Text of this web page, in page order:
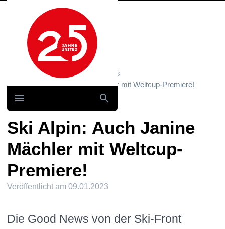
Hauptnavigation
News und Storys / News
Ski Alpin: Auch Janine Mächler mit Weltcup-Premiere!
Ski Alpin: Auch Janine
Mächler mit Weltcup-
Premiere!
Veröffentlicht am 09.01.2023
Die Good News von der Ski-Front